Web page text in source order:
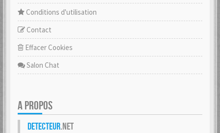
Conditions d'utilisation
Contact
Effacer Cookies
Salon Chat
A PROPOS
Detecteur.net